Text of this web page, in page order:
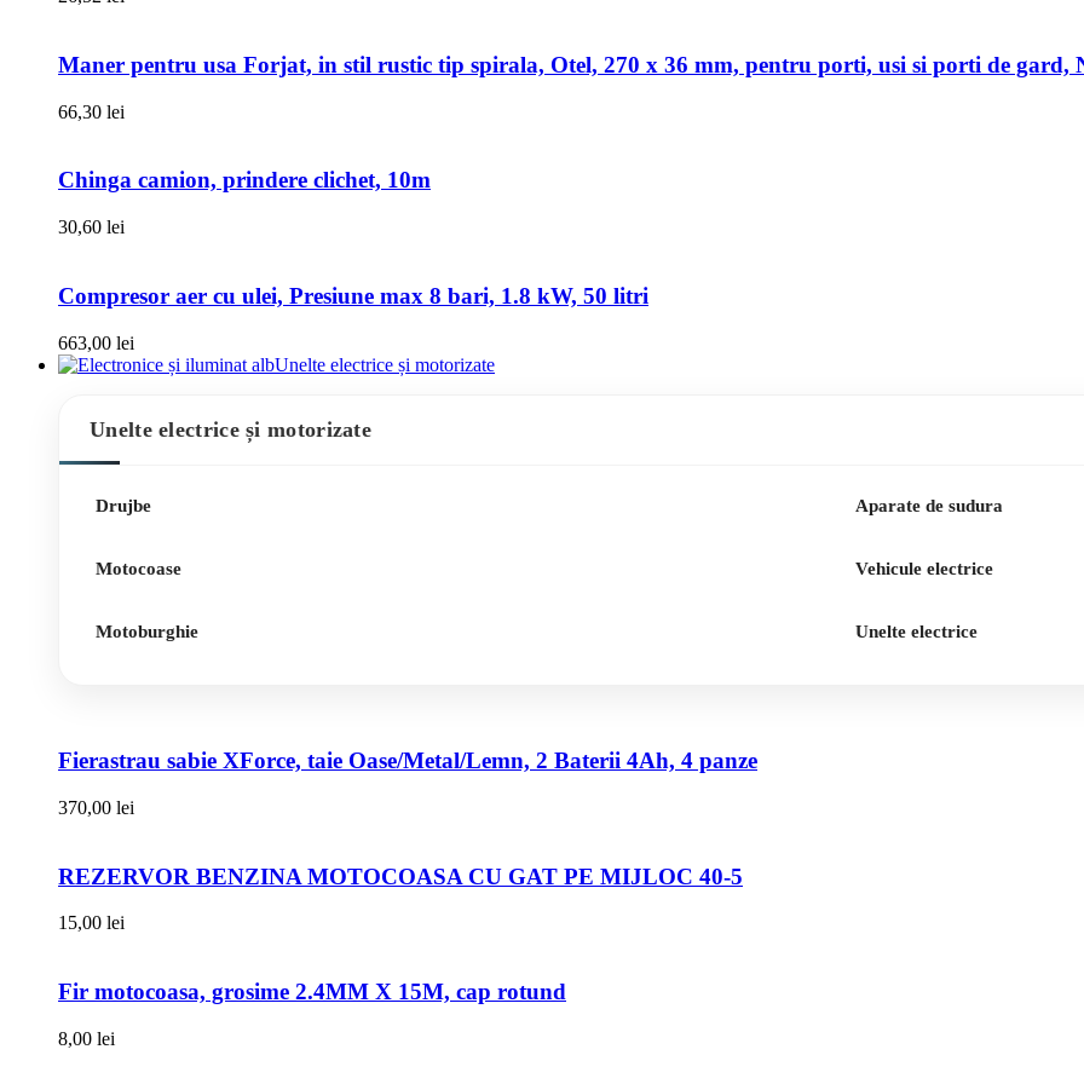
Maner pentru usa Forjat, in stil rustic tip spirala, Otel, 270 x 36 mm, pentru porti, usi si porti de gard,
66,30 lei
Chinga camion, prindere clichet, 10m
30,60 lei
Compresor aer cu ulei, Presiune max 8 bari, 1.8 kW, 50 litri
663,00 lei
Unelte electrice și motorizate
Unelte electrice și motorizate
Drujbe
Motocoase
Motoburghie
Aparate de sudura
Vehicule electrice
Unelte electrice
Fierastrau sabie XForce, taie Oase/Metal/Lemn, 2 Baterii 4Ah, 4 panze
370,00 lei
REZERVOR BENZINA MOTOCOASA CU GAT PE MIJLOC 40-5
15,00 lei
Fir motocoasa, grosime 2.4MM X 15M, cap rotund
8,00 lei